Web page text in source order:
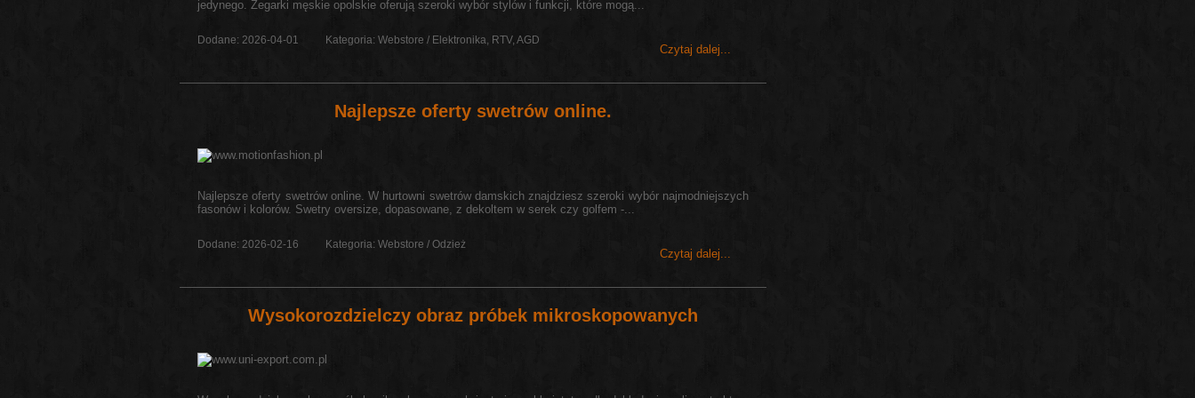
jedynego. Zegarki męskie opolskie oferują szeroki wybór stylów i funkcji, które mogą...
Czytaj dalej...
Dodane: 2026-04-01 Kategoria: Webstore / Elektronika, RTV, AGD
Najlepsze oferty swetrów online.
Najlepsze oferty swetrów online. W hurtowni swetrów damskich znajdziesz szeroki wybór najmodniejszych
fasonów i kolorów. Swetry oversize, dopasowane, z dekoltem w serek czy golfem -...
Czytaj dalej...
Dodane: 2026-02-16 Kategoria: Webstore / Odzież
Wysokorozdzielczy obraz próbek mikroskopowanych